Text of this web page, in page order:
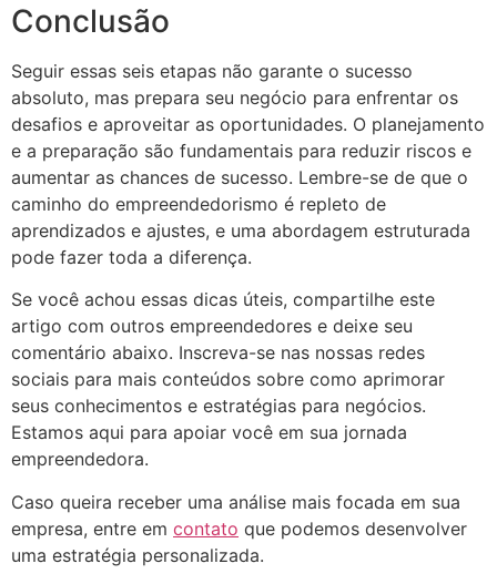
Conclusão
Seguir essas seis etapas não garante o sucesso
absoluto, mas prepara seu negócio para enfrentar os
desafios e aproveitar as oportunidades. O planejamento
e a preparação são fundamentais para reduzir riscos e
aumentar as chances de sucesso. Lembre-se de que o
caminho do empreendedorismo é repleto de
aprendizados e ajustes, e uma abordagem estruturada
pode fazer toda a diferença.
Se você achou essas dicas úteis, compartilhe este
artigo com outros empreendedores e deixe seu
comentário abaixo. Inscreva-se nas nossas redes
sociais para mais conteúdos sobre como aprimorar
seus conhecimentos e estratégias para negócios.
Estamos aqui para apoiar você em sua jornada
empreendedora.
Caso queira receber uma análise mais focada em sua
empresa, entre em contato que podemos desenvolver
uma estratégia personalizada.